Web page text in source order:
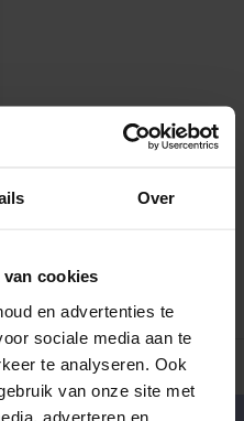
Over
cookies
en advertenties te
sociale media aan te
te analyseren. Ook
van onze site met
adverteren en
merken Verse drop en